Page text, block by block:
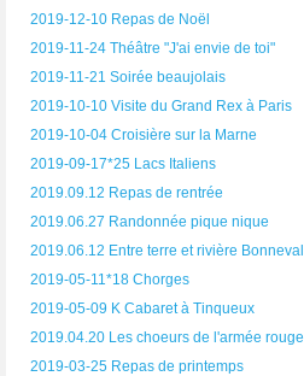
2019-12-10 Repas de Noël
2019-11-24 Théâtre "J'ai envie de toi"
2019-11-21 Soirée beaujolais
2019-10-10 Visite du Grand Rex à Paris
2019-10-04 Croisière sur la Marne
2019-09-17*25 Lacs Italiens
2019.09.12 Repas de rentrée
2019.06.27 Randonnée pique nique
2019.06.12 Entre terre et rivière Bonneval
2019-05-11*18 Chorges
2019-05-09 K Cabaret à Tinqueux
2019.04.20 Les choeurs de l'armée rouge
2019-03-25 Repas de printemps